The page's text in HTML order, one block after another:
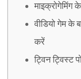
माइक्रोगेमिंग
वीडियो गेम के
करें
ट्विन ट्विस्ट